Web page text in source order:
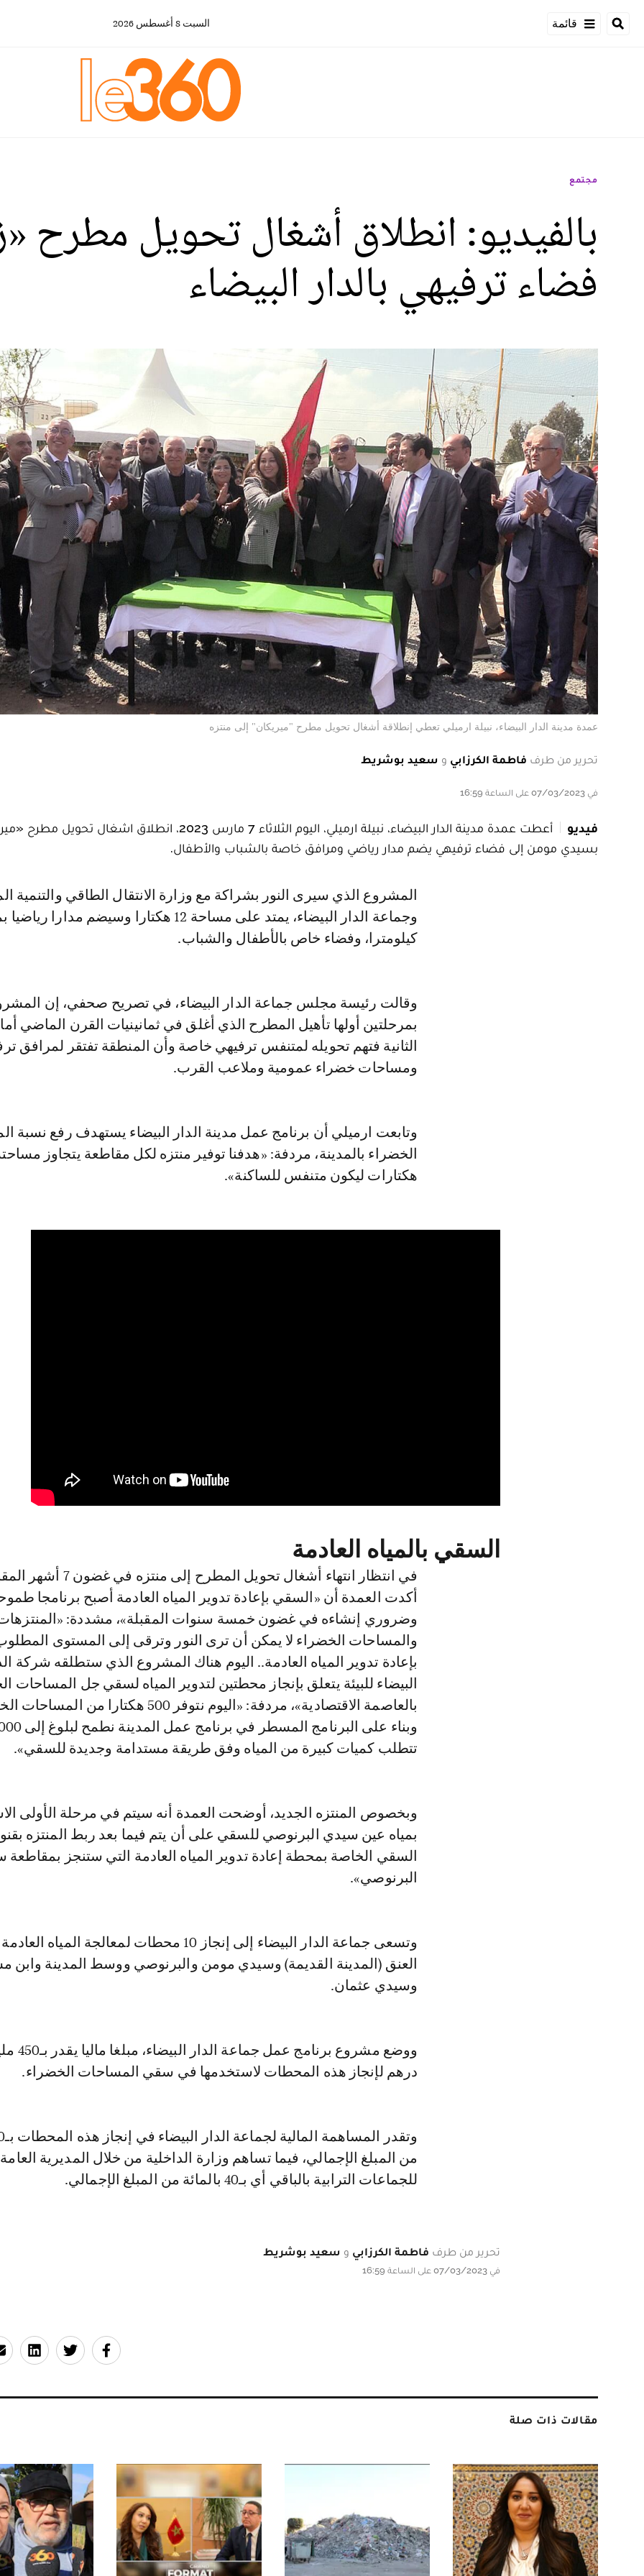
قائمة السبت 8 أغسطس 2026
مجتمع
بالفيديو: انطلاق أشغال تحويل مطرح
فضاء ترفيهي بالدار البيضاء
عمدة مدينة الدار البيضاء، نبيلة ارميلي تعطي إنطلاقة أشغال تحويل مطرح "ميريكان" إلى منتزه
تحرير من طرف فاطمة الكرزابي و سعيد بوشريط
في 07/03/2023 على الساعة 16:59
فيديو
أعطت عمدة مدينة الدار البيضاء، نبيلة ارميلي، اليوم الثلاثاء 7 مارس 2023، انطلاق اشغال
بسيدي مومن إلى فضاء ترفيهي يضم مدار رياضي ومرافق خاصة بالشباب والأطفال.
المشروع الذي سيرى النور بشراكة مع وزارة الانتقال الطاقي والتنمية المستدامة
كيلومترا، وفضاء خاص بالأطفال والشباب.
وقالت رئيسة مجلس جماعة الدار البيضاء، في تصريح صحفي، إن
بمرحلتين أولها تأهيل المطرح الذي أغلق في ثمانينيات القرن الماضي
الثانية فتهم تحويله لمتنفس ترفيهي خاصة وأن المنطقة تفتقر لمرافق
ومساحات خضراء عمومية وملاعب القرب.
وتابعت ارميلي أن برنامج عمل مدينة الدار البيضاء يستهدف رفع نسبة
هكتارات ليكون متنفس للساكنة».
السقي بالمياه العادمة
في انتظار انتهاء أشغال تحويل المطرح إلى منتزه في
أكدت العمدة أن «السقي بإعادة تدوير المياه العادمة أصبح برنامجا
وضروري إنشاءه في غضون خمسة سنوات المقبلة»، مشددة:
والمساحات الخضراء لا يمكن أن ترى النور وترقى إلى المستوى المطلوب
بإعادة تدوير المياه العادمة.. اليوم هناك المشروع الذي ستطلقه شركة
البيضاء للبيئة يتعلق بإنجاز محطتين لتدوير المياه لسقي جل المساحات
بالعاصمة الاقتصادية»، مردفة: «اليوم نتوفر 500 هكتارا من
تتطلب كميات كبيرة من المياه وفق طريقة مستدامة وجديدة للسقي».
وبخصوص المنتزه الجديد، أوضحت العمدة أنه سيتم في مرحلة الأولى
بمياه عين سيدي البرنوصي للسقي على أن يتم فيما بعد ربط المنتزه
السقي الخاصة بمحطة إعادة تدوير المياه العادمة التي ستنجز
البرنوصي».
وتسعى جماعة الدار البيضاء إلى إنجاز 10 محطات لمعالجة
العنق (المدينة القديمة) وسيدي مومن والبرنوصي ووسط المدينة وابن
وسيدي عثمان.
ووضع مشروع برنامج عمل
درهم لإنجاز هذه المحطات لاستخدمها في سقي المساحات الخضراء.
من المبلغ الإجمالي، فيما تساهم وزارة الداخلية من خلال المديرية العامة
للجماعات الترابية بالباقي أي بـ40 بالمائة من المبلغ الإجمالي.
تحرير من طرف فاطمة الكرزابي و سعيد بوشريط
في 07/03/2023 على الساعة 16:59
مقالات ذات صلة